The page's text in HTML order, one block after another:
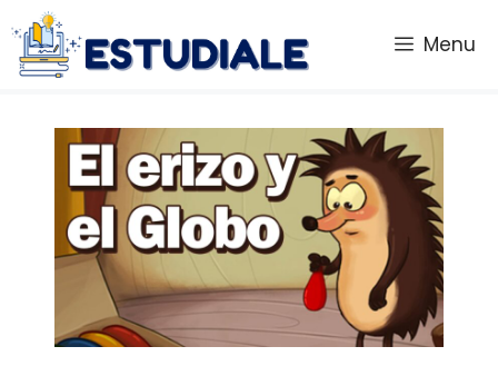
Saltar
al
contenido
Menu